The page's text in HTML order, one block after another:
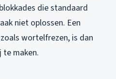
die standaard
niet oplossen. Een
wortelfrezen, is dan
maken.